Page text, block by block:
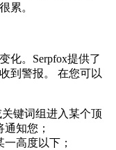
累。
化。Serpfox提供了
到警报。 在您可以
键词组进入某个顶
知您；
高度以下；